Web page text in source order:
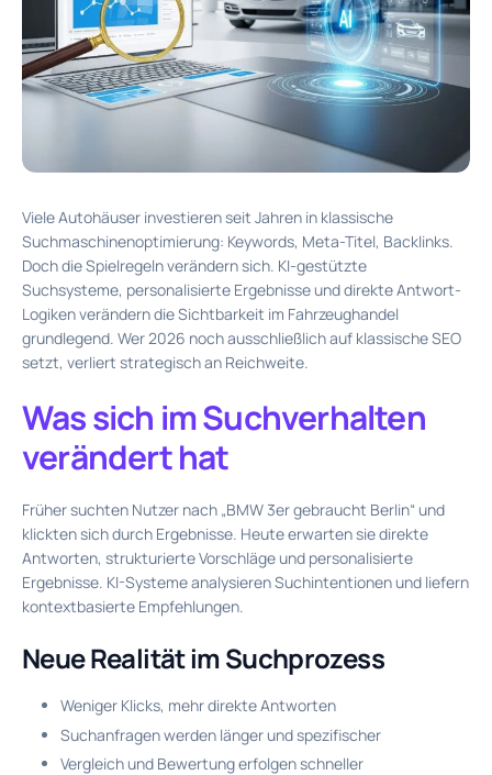
Viele Autohäuser investieren seit Jahren in klassische
Suchmaschinenoptimierung: Keywords, Meta-Titel, Backlinks.
Doch die Spielregeln verändern sich. KI-gestützte
Suchsysteme, personalisierte Ergebnisse und direkte Antwort-
Logiken verändern die Sichtbarkeit im Fahrzeughandel
grundlegend. Wer 2026 noch ausschließlich auf klassische SEO
setzt, verliert strategisch an Reichweite.
Was sich im Suchverhalten
verändert hat
Früher suchten Nutzer nach „BMW 3er gebraucht Berlin“ und
klickten sich durch Ergebnisse. Heute erwarten sie direkte
Antworten, strukturierte Vorschläge und personalisierte
Ergebnisse. KI-Systeme analysieren Suchintentionen und liefern
kontextbasierte Empfehlungen.
Neue Realität im Suchprozess
Weniger Klicks, mehr direkte Antworten
Suchanfragen werden länger und spezifischer
Vergleich und Bewertung erfolgen schneller